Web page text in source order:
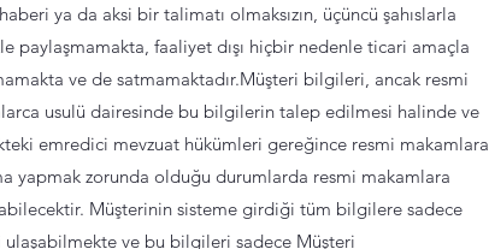
ya da aksi bir talimatı olmaksızın, üçüncü şahıslarla
paylaşmamakta, faaliyet dışı hiçbir nedenle ticari amaçla
ve de satmamaktadır.Müşteri bilgileri, ancak resmi
usulü dairesinde bu bilgilerin talep edilmesi halinde ve
emredici mevzuat hükümleri gereğince resmi makamlara
yapmak zorunda olduğu durumlarda resmi makamlara
Müşterinin sisteme girdiği tüm bilgilere sadece
ulaşabilmekte ve bu bilgileri sadece Müşteri